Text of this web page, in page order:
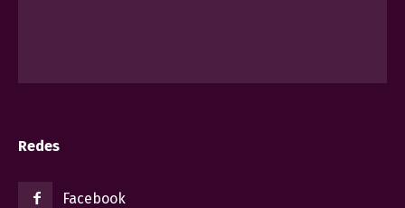
Redes
Facebook